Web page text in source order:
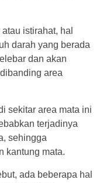
istirahat, hal
darah yang berada
dan akan
area
sekitar area mata ini
terjadinya
sehingga
kantung mata.
ada beberapa hal